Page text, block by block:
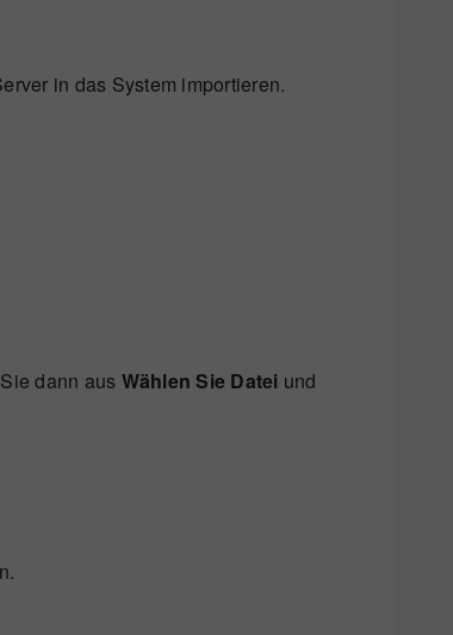
in das System importieren.
dann aus Wählen Sie Datei und